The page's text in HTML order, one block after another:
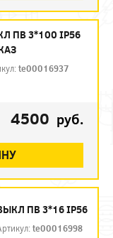
ПВ 3*100 IP56
te00016937
4500 руб.
ПВ 3*16 IP56
te00016998